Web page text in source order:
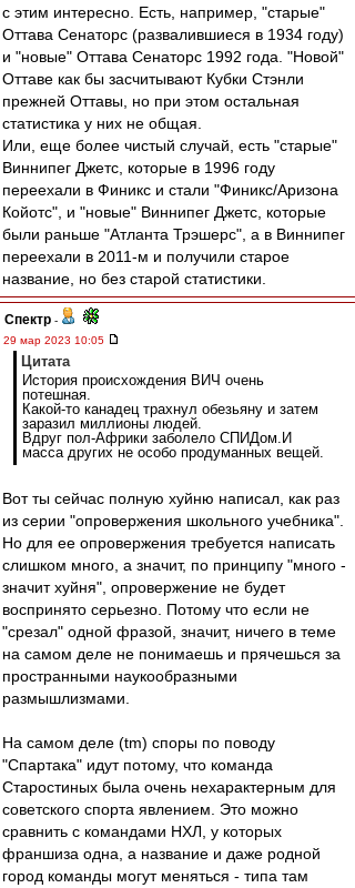
с этим интересно. Есть, например, "старые"
Оттава Сенаторс (развалившиеся в 1934 году)
и "новые" Оттава Сенаторс 1992 года. "Новой"
Оттаве как бы засчитывают Кубки Стэнли
прежней Оттавы, но при этом остальная
статистика у них не общая.
Или, еще более чистый случай, есть "старые"
Виннипег Джетс, которые в 1996 году
переехали в Финикс и стали "Финикс/Аризона
Койотс", и "новые" Виннипег Джетс, которые
были раньше "Атланта Трэшерс", а в Виннипег
переехали в 2011-м и получили старое
название, но без старой статистики.
Спектр -
29 мар 2023 10:05
Цитата
История происхождения ВИЧ очень
потешная.
Какой-то канадец трахнул обезьяну и затем
заразил миллионы людей.
Вдруг пол-Африки заболело СПИДом.И
масса других не особо продуманных вещей.
Вот ты сейчас полную хуйню написал, как раз
из серии "опровержения школьного учебника".
Но для ее опровержения требуется написать
слишком много, а значит, по принципу "много -
значит хуйня", опровержение не будет
воспринято серьезно. Потому что если не
"срезал" одной фразой, значит, ничего в теме
на самом деле не понимаешь и прячешься за
пространными наукообразными
размышлизмами.
На самом деле (tm) споры по поводу
"Спартака" идут потому, что команда
Старостиных была очень нехарактерным для
советского спорта явлением. Это можно
сравнить с командами НХЛ, у которых
франшиза одна, а название и даже родной
город команды могут меняться - типа там